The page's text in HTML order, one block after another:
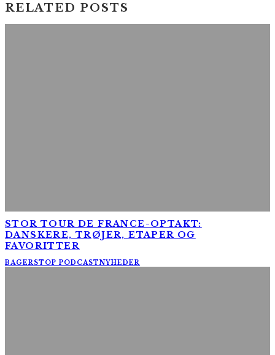
RELATED POSTS
STOR TOUR DE FRANCE-OPTAKT:
DANSKERE, TRØJER, ETAPER OG
FAVORITTER
BAGERSTOP PODCASTNYHEDER